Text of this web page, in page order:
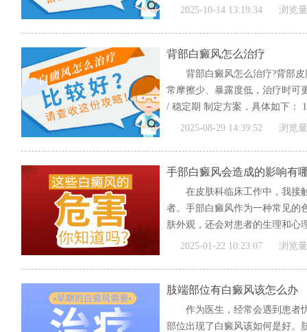
[全文]
2025-10-14 13:19:34 浏览
背部白癜风怎么治疗
背部白癜风怎么治疗?背部
常摩擦少、暴露度低，治疗时可
/ 稳定期 制定方案，具体如下：
2025-08-29 14:39:52 浏览
手部白癜风会造成的影响有
在皮肤科临床工作中，我接
者。手部白癜风作为一种常见的
肤外观，还会对患者的生理和心
一、...[全文]
2025-01-22 10:23:07 浏览
肢端部位有白癜风该怎么办
作为医生，经常会遇到患者
部位出现了白癜风该如何是好。